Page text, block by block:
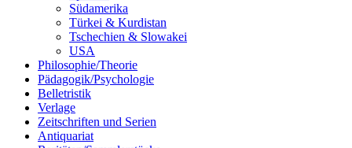
Südamerika
Türkei & Kurdistan
Tschechien & Slowakei
USA
Philosophie/Theorie
Pädagogik/Psychologie
Belletristik
Verlage
Zeitschriften und Serien
Antiquariat